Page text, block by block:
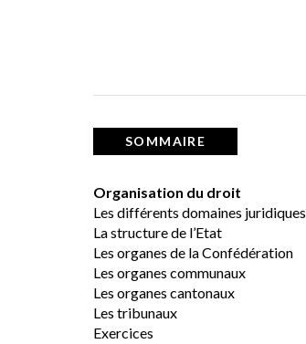
SOMMAIRE
Organisation du droit
Les différents domaines juridiques
La structure de l’Etat
Les organes de la Confédération
Les organes communaux
Les organes cantonaux
Les tribunaux
Exercices